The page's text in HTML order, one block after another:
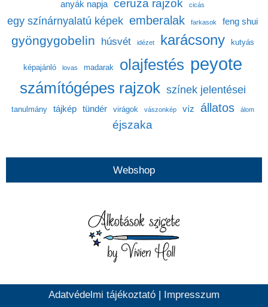
anyák napja ceruza rajzok cicás
egy színárnyalatú képek emberalak farkasok feng shui
gyöngygobelin húsvét idézet karácsony kutyás
képajánló lovas madarak olajfestés peyote
számítógépes rajzok színek jelentései
tanulmány tájkép tündér virágok vászonkép víz állatos álom
éjszaka
Webshop
Adatvédelmi tájékoztató | Impresszum